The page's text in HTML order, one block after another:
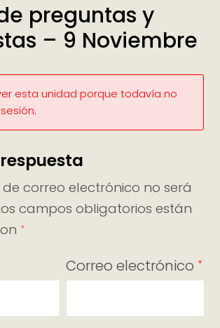
preguntas y
– 9 Noviembre
esta unidad porque todavía no
correo electrónico no será
campos obligatorios están
*
Correo electrónico *